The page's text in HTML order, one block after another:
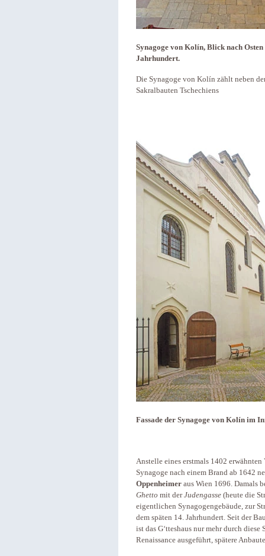
Synagoge von Kolín, Blick nach
Jahrhundert.
Die Synagoge von Kolín zählt neben
Sakralbauten Tschechiens
Fassade der Syna­goge von Kolín im
Anstelle eines erstmals 1402
Synagoge nach einem Brand ab 1642
Oppenheimer aus Wien 1696. Damals
Ghetto mit derJudengasse (­heute­ die
eigentlichen Synagogengebäude, zur
dem späten 14. Jahrhundert. Seit der
ist das G‘tteshaus nur mehr durch
Renaissance ausgeführt, spätere